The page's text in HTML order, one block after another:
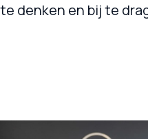
denken en bij te